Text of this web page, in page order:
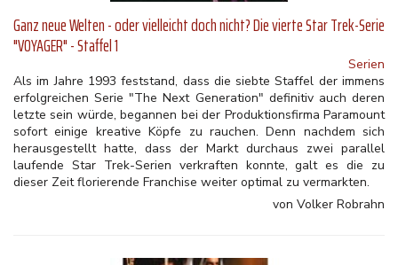
Ganz neue Welten - oder vielleicht doch nicht? Die vierte Star Trek-Serie
"VOYAGER" - Staffel 1
Serien
Als im Jahre 1993 feststand, dass die siebte Staffel der immens
erfolgreichen Serie "The Next Generation" definitiv auch deren
letzte sein würde, begannen bei der Produktionsfirma Paramount
sofort einige kreative Köpfe zu rauchen. Denn nachdem sich
herausgestellt hatte, dass der Markt durchaus zwei parallel
laufende Star Trek-Serien verkraften konnte, galt es die zu
dieser Zeit florierende Franchise weiter optimal zu vermarkten.
von Volker Robrahn